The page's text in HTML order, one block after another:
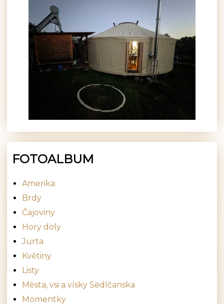
FOTOALBUM
Amerika
Brdy
Čajoviny
Hory doly
Jurta
Květiny
Listy
Města, vsi a vísky Sedlčanska
Momentky